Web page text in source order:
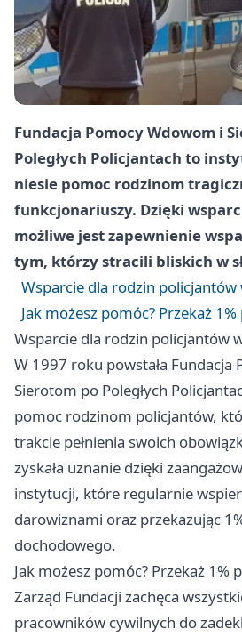
Fundacja Pomocy Wdowom i
Poległych Policjantach to
niesie pomoc rodzinom
funkcjonariuszy. Dzięki
możliwe jest zapewnienie
tym, którzy stracili bliskich w
Wsparcie dla rodzin policjantów
Jak możesz pomóc? Przekaż
Wsparcie dla rodzin policjantów
W 1997 roku powstała Fundacja
Sierotom po Poległych
pomoc rodzinom policjantów,
trakcie pełnienia swoich
zyskała uznanie dzięki
instytucji, które regularnie
darowiznami oraz przekazując
dochodowego.
Jak możesz pomóc? Przekaż 1%
Zarząd Fundacji zachęca
pracowników cywilnych do